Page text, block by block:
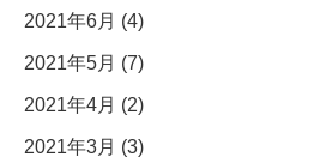
2021年6月 (4)
2021年5月 (7)
2021年4月 (2)
2021年3月 (3)